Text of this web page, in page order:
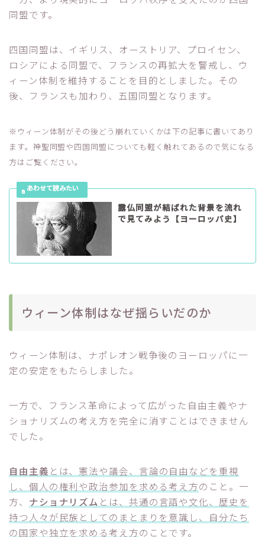
同盟です。
四国同盟は、イギリス、オーストリア、プロイセン、
ロシアによる同盟で、フランスの再拡大を警戒し、ウ
ィーン体制を維持することを目的としました。その
後、フランスも加わり、五国同盟となります。
※ウィーン体制がその後どう崩れていくかは下の記事に書いてあり
ます。神聖同盟や四国同盟についても軽く触れてあるので気になる
方はご覧ください。
露仏同盟が結ばれた背景を流れ
で見てみよう【ヨーロッパ史】
ウィーン体制はなぜ揺らいだのか
ウィーン体制は、ナポレオン戦争後のヨーロッパに一
定の安定をもたらしました。
一方で、フランス革命によって広がった自由主義やナ
ショナリズムの考え方を完全に消すことはできません
でした。
自由主義 とは、憲法や議会、言論の自由などを重視
し、個人の権利や政治参加を求める考え方のこと。一
方、 ナショナリズム とは、共通の言語や文化、歴史を
持つ人々が民族としてのまとまりを意識し、自分たち
の国家や独立を求める考え方のことです。